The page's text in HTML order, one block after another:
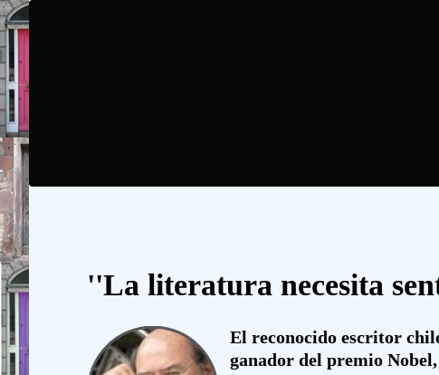
''La literatura necesita
El reconocido escritor
ganador del premio